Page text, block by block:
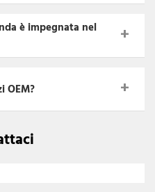
è impegnata nel
OEM?